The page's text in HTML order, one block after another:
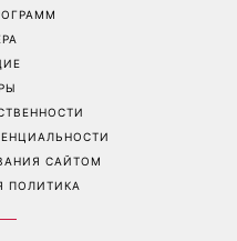
САЙТОМ
ПОЛИТИКА